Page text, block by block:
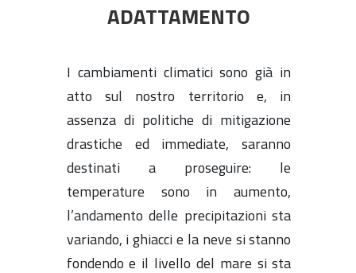
ADATTAMENTO
I cambiamenti climatici sono già in
atto sul nostro territorio e, in
assenza di politiche di mitigazione
drastiche ed immediate, saranno
destinati a proseguire: le
temperature sono in aumento,
l’andamento delle precipitazioni sta
variando, i ghiacci e la neve si stanno
fondendo e il livello del mare si sta